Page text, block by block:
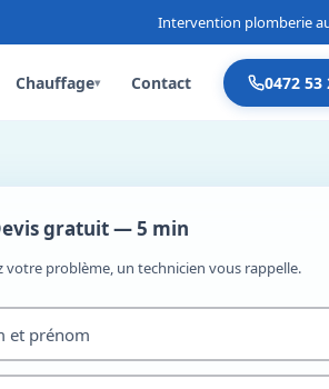
Intervention plomberie
Chauffage▾ Contact 0472 53
gratuit — 5 min
votre problème, un technicien vous rappelle.